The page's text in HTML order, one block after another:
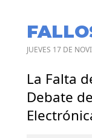
JUEVES 17 DE
La Falta
Debate